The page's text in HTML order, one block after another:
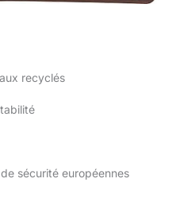
recyclés
sécurité européennes